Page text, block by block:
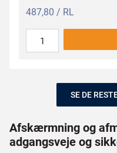
487,80 / RL
SE DE
Afskærmning og
adgangsveje og